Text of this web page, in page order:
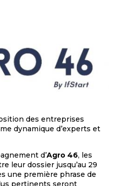
des entreprises
dynamique d’experts et
d’Agro 46, les
leur dossier jusqu’au 29
une première phrase de
pertinents seront